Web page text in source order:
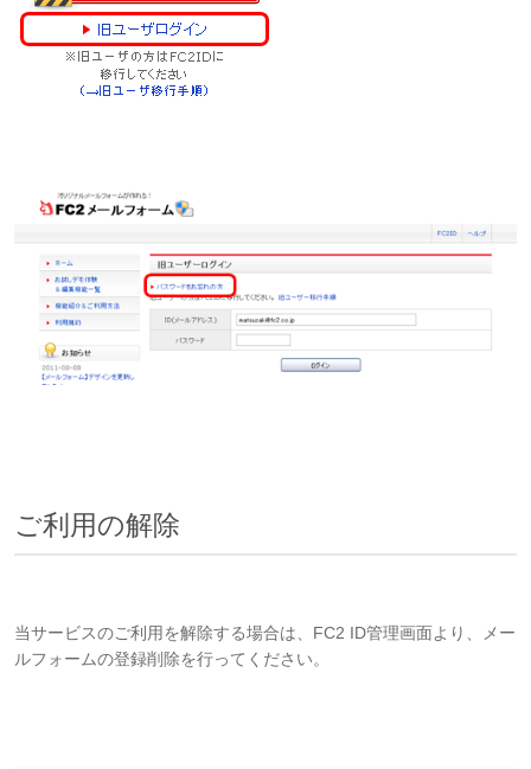
ご利用の解除
当サービスのご利用を解除する場合は、FC2 ID管理画面より、メー
ルフォームの登録削除を行ってください。